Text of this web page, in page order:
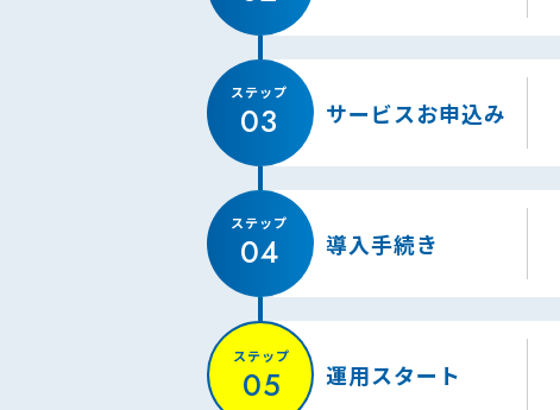
サービスお申込み
導入手続き
運用スタート